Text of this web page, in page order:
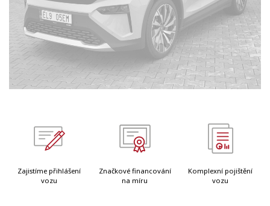
Zajistíme přihlášení
vozu
Značkové financování
na míru
Komplexní pojištění
vozu